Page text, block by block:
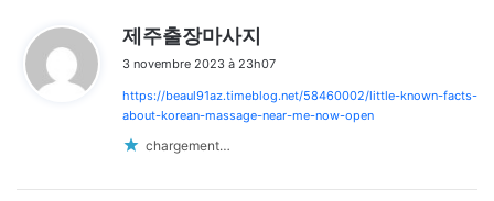
제주출장마사지
t
:
3 novembre 2023 à 23h07
https://beaul91az.timeblog.net/58460002/little-known-facts-
about-korean-massage-near-me-now-open
chargement…